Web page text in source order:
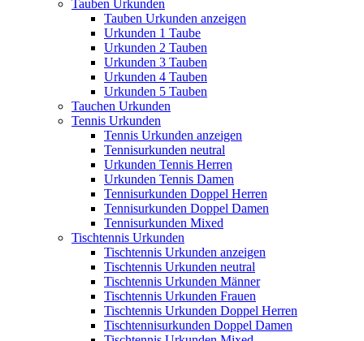
Tauben Urkunden
Tauben Urkunden anzeigen
Urkunden 1 Taube
Urkunden 2 Tauben
Urkunden 3 Tauben
Urkunden 4 Tauben
Urkunden 5 Tauben
Tauchen Urkunden
Tennis Urkunden
Tennis Urkunden anzeigen
Tennisurkunden neutral
Urkunden Tennis Herren
Urkunden Tennis Damen
Tennisurkunden Doppel Herren
Tennisurkunden Doppel Damen
Tennisurkunden Mixed
Tischtennis Urkunden
Tischtennis Urkunden anzeigen
Tischtennis Urkunden neutral
Tischtennis Urkunden Männer
Tischtennis Urkunden Frauen
Tischtennis Urkunden Doppel Herren
Tischtennisurkunden Doppel Damen